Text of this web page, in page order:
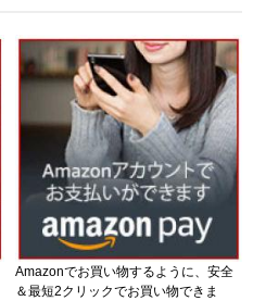
Amazonでお買い物するように、安全
＆最短2クリックでお買い物できま